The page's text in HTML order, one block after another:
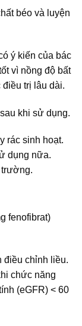
béo và luyện
ý kiến của bác
vì nồng độ bất
trị lâu dài.
khi sử dụng.
rác sinh hoạt.
dụng nữa.
trường.
fenofibrat)
điều chỉnh liều.
chức năng
(eGFR) < 60